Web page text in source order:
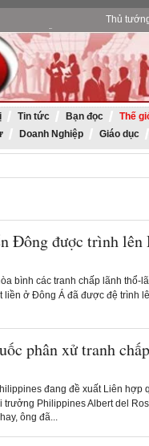
Thủ
Nguyễn Tấn Dũng: Tập
Thủ tướng Nguyễn
Thủ tướng Nguyễn
Tin tức Bạn đọc Thế
Doanh Nghiệp Giáo dục
Đông được trình lên
bình các tranh chấp lãnh thổ-
liền ở Đông Á đã được đệ trình
phân xử tranh
đang đề xuất Liên hợp
Philippines Albert del
ông đã...